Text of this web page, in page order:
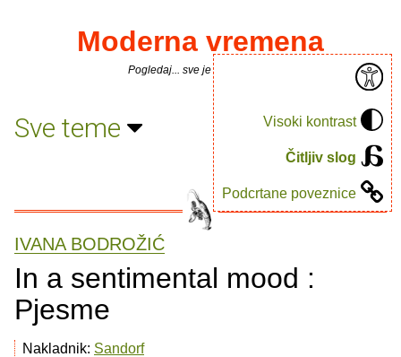
Visoki kontrast
Čitljiv slog
Podcrtane poveznice
Moderna vremena
Pogledaj... sve je puno knjiga.
Sve teme
IVANA BODROŽIĆ
In a sentimental mood :
Pjesme
Nakladnik: Sandorf